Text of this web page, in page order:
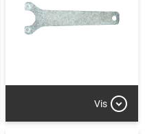
Vis